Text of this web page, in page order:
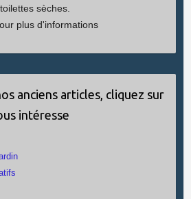
sèches.
plus d'informations
anciens articles, cliquez sur
intéresse